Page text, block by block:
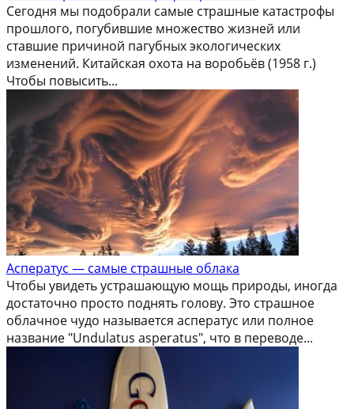
Сегодня мы подобрали самые страшные катастрофы
прошлого, погубившие множество жизней или
ставшие причиной пагубных экологических
изменений. Китайская охота на воробьёв (1958 г.)
Чтобы повысить...
Асператус — самые страшные облака
Чтобы увидеть устрашающую мощь природы, иногда
достаточно просто поднять голову. Это страшное
облачное чудо называется асператус или полное
название "Undulatus asperatus", что в переводе...